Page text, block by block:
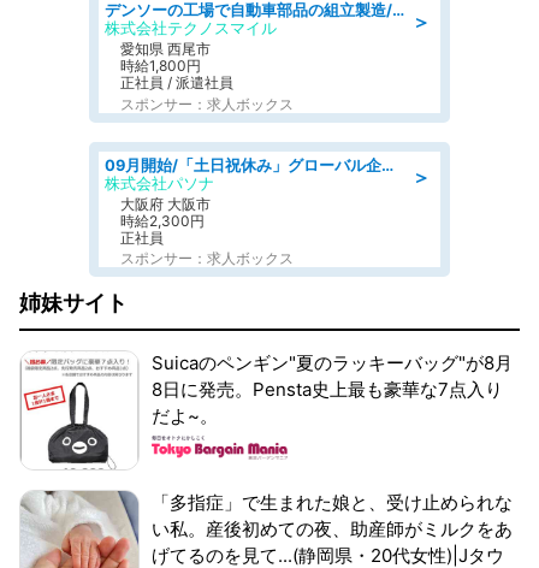
＞
デンソーの工場で自動車部品の組立製造/denso aichi
株式会社テクノスマイル
愛知県 西尾市
時給1,800円
正社員 / 派遣社員
スポンサー：求人ボックス
＞
09月開始/「土日祝休み」グローバル企業での産業保健のお仕事/保健師/高時給/残業なし/服装自由
株式会社パソナ
大阪府 大阪市
時給2,300円
正社員
スポンサー：求人ボックス
姉妹サイト
Suicaのペンギン"夏のラッキーバッグ"が8月
8日に発売。Pensta史上最も豪華な7点入り
だよ~。
「多指症」で生まれた娘と、受け止められな
い私。産後初めての夜、助産師がミルクをあ
げてるのを見て...(静岡県・20代女性)|Jタウ